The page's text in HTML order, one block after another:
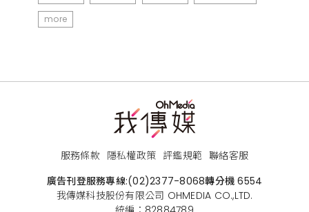
more
服務條款 隱私權政策 評鑑規範 聯絡客服
廣告刊登服務專線:(02)2377-8068轉分機 6554
我傳媒科技股份有限公司 OHMEDIA CO.,LTD.